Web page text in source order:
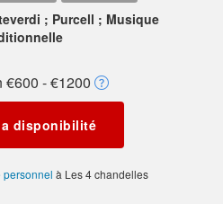
; Purcell ; Musique
€600 - €1200
disponibilité
personnel à Les 4 chandelles